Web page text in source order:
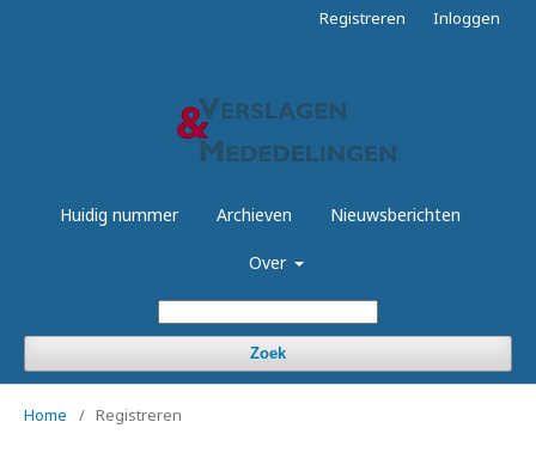
Huidig nummer Archieven Nieuwsberichten
Over
Zoek
Registreren Inloggen
Home / Registreren